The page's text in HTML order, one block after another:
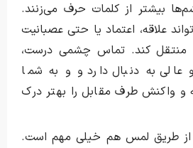
بیشتر از کلمات حرف می‌زنند.
علاقه، اعتماد یا حتی عصبانیت
منتقل کند. تماس چشمی درست،
عالی به دنبال دارد و و به شما
واکنش طرف مقابل را بهتر درک
از طریق لمس هم خیلی مهم است.